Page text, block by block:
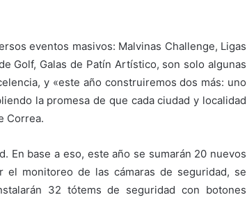
eventos masivos: Malvinas Challenge, Ligas
Golf, Galas de Patín Artístico, son solo algunas
y «este año construiremos dos más: uno
la promesa de que cada ciudad y localidad
Correa.
En base a eso, este año se sumarán 20 nuevos
monitoreo de las cámaras de seguridad, se
32 tótems de seguridad con botones